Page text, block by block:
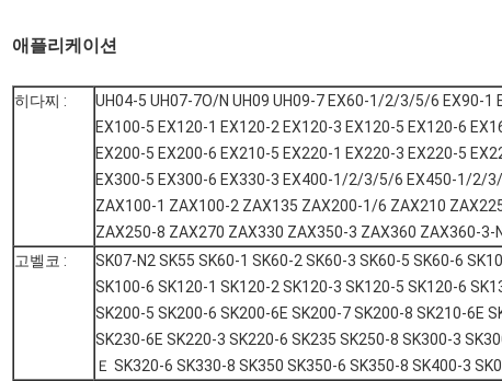
애플리케이션
히다찌 :
UH04-5 UH07-7O/N UH09 UH09-7 EX60-1/2/3/5/6 EX90-1
EX100-5 EX120-1 EX120-2 EX120-3 EX120-5 EX120-6
EX200-5 EX200-6 EX210-5 EX220-1 EX220-3 EX220-5
EX300-5 EX300-6 EX330-3 EX400-1/2/3/5/6 EX450-1/2/
ZAX100-1 ZAX100-2 ZAX135 ZAX200-1/6 ZAX210
ZAX250-8 ZAX270 ZAX330 ZAX350-3 ZAX360 ZAX360-3-
고벨코 :
SK07-N2 SK55 SK60-1 SK60-2 SK60-3 SK60-5 SK60-6
SK100-6 SK120-1 SK120-2 SK120-3 SK120-5 SK120-6
SK200-5 SK200-6 SK200-6E SK200-7 SK200-8 SK210-6E
SK230-6E SK220-3 SK220-6 SK235 SK250-8 SK300-3
Ｅ SK320-6 SK330-8 SK350 SK350-6 SK350-8 SK400-3